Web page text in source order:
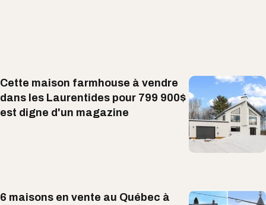
Cette maison farmhouse à vendre
dans les Laurentides pour 799 900$
est digne d'un magazine
6 maisons en vente au Québec à